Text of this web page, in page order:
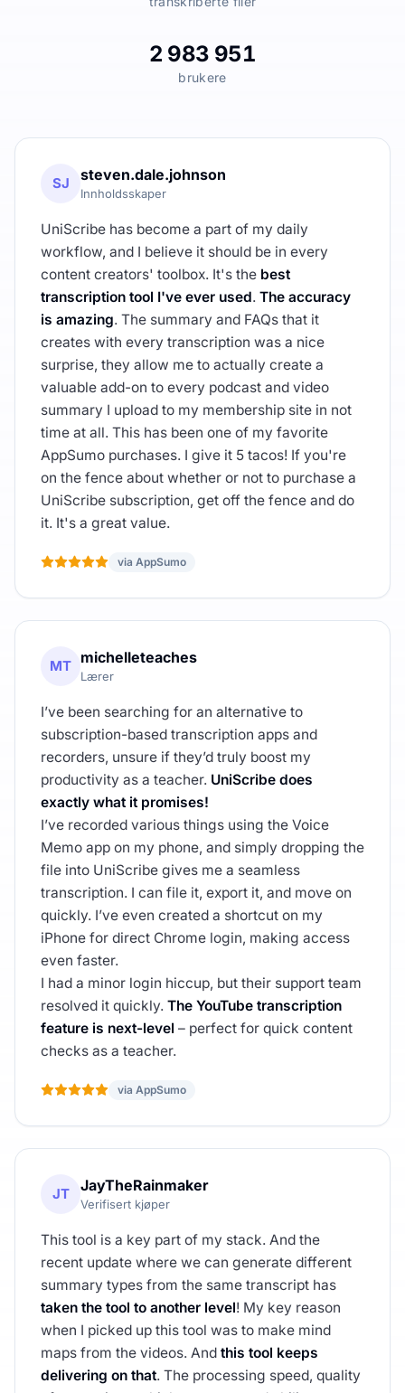
2 983 951
brukere
SJ steven.dale.johnson
Innholdsskaper
UniScribe has become a part of my daily
workflow, and I believe it should be in every
content creators' toolbox. It's the best
transcription tool I've ever used. The accuracy
is amazing. The summary and FAQs that it
creates with every transcription was a nice
surprise, they allow me to actually create a
valuable add-on to every podcast and video
summary I upload to my membership site in not
time at all. This has been one of my favorite
AppSumo purchases. I give it 5 tacos! If you're
on the fence about whether or not to purchase a
UniScribe subscription, get off the fence and do
it. It's a great value.
via AppSumo
MT michelleteaches
Lærer
I’ve been searching for an alternative to
subscription-based transcription apps and
recorders, unsure if they’d truly boost my
productivity as a teacher. UniScribe does
exactly what it promises!
I’ve recorded various things using the Voice
Memo app on my phone, and simply dropping the
file into UniScribe gives me a seamless
transcription. I can file it, export it, and move on
quickly. I’ve even created a shortcut on my
iPhone for direct Chrome login, making access
even faster.
I had a minor login hiccup, but their support team
resolved it quickly. The YouTube transcription
feature is next-level – perfect for quick content
checks as a teacher.
via AppSumo
JT JayTheRainmaker
Verifisert kjøper
This tool is a key part of my stack. And the
recent update where we can generate different
summary types from the same transcript has
taken the tool to another level! My key reason
when I picked up this tool was to make mind
maps from the videos. And this tool keeps
delivering on that. The processing speed, quality